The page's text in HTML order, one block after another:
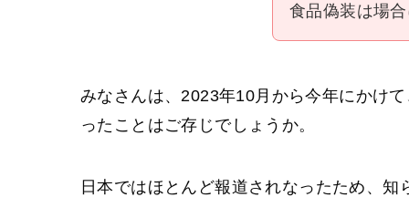
食品偽装は場
みなさんは、2023年10月から今年にかけ
ったことはご存じでしょうか。
日本ではほとんど報道されなったため、